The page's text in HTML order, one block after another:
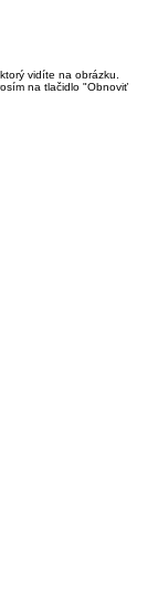
vidíte na obrázku.
na tlačidlo "Obnoviť